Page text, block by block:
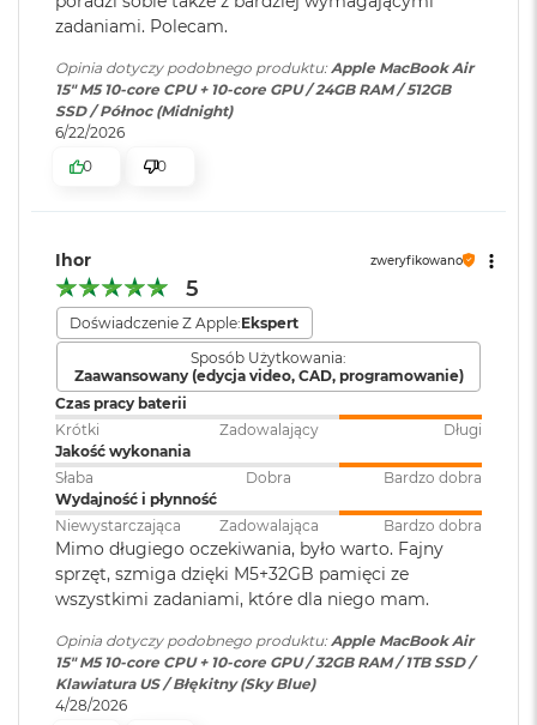
M
a
c
B
o
o
k
r
M
a
B
o
o
k
A
i
r
2
T
B
a
c
B
o
Dekoder AV1
Ładowanie i rozbudowa
Dwa porty Thunderbolt 4 (USB-C) obsługujące:
Ładowanie
DisplayPort
Thunderbolt 4 (do 40 Gb/s)
USB 4 (do 40 Gb/s)
Obsługa wyświetlaczy
Obsługa maksymalnie dwóch wyświetlaczy zewnętrznych:
Dwa wyświetlacze o natywnej rozdzielczości do 6K przy 60
Hz lub 4K przy 144 Hz
Dolby Vision, HDR10 i HLG
Odtwarzanie
dźwięku:
Obsługiwane formaty: m.in.
AAC, MP3,
system operacyjny
Wersja systemu
macOS Sequoia lub nowszy
Dołączone
oprogramowanie:
Wbudowane aplikacje systemu
macOS
Dodatkowe
informacje:
Klawiatura z Touch ID, Gładzik
Force Touch wyczuwający siłę
nacisku, Czujnik światła
otoczenia
Układ klawiatury: ISO - Angielski PL
zadaniami. Polecam.
Opinia dotyczy podobnego produktu:Apple MacBook Air
15" M5 10‑core CPU + 10‑core GPU / 24GB RAM / 512GB
SSD / Północ (Midnight)
6/22/2026
0
0
Ihor zweryfikowano
5
Doświadczenie Z Apple:Ekspert
Sposób Użytkowania:
Zaawansowany (edycja video, CAD, programowanie)
Czas pracy baterii
Krótki
Zadowalający
Długi
Jakość wykonania
Słaba
Dobra
Bardzo dobra
Wydajność i płynność
Niewystarczająca
Zadowalająca Bardzo dobra
Mimo długiego oczekiwania, było warto. Fajny
sprzęt, szmiga dzięki M5+32GB pamięci ze
wszystkimi zadaniami, które dla niego mam.
Opinia dotyczy podobnego produktu:Apple MacBook Air
15" M5 10‑core CPU + 10‑core GPU / 32GB RAM / 1TB SSD /
Klawiatura US / Błękitny (Sky Blue)
4/28/2026